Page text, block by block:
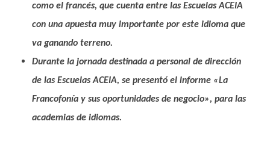
como el francés, que cuenta entre las Escuelas ACEIA
con una apuesta muy importante por este idioma que
va ganando terreno.
Durante la jornada destinada a personal de dirección
de las Escuelas ACEIA, se presentó el informe «La
Francofonía y sus oportunidades de negocio», para las
academias de idiomas.